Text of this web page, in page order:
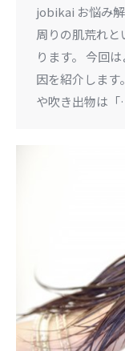
jobikai お悩み
周りの肌荒れと
ります。 今回
因を紹介します
や吹き出物は